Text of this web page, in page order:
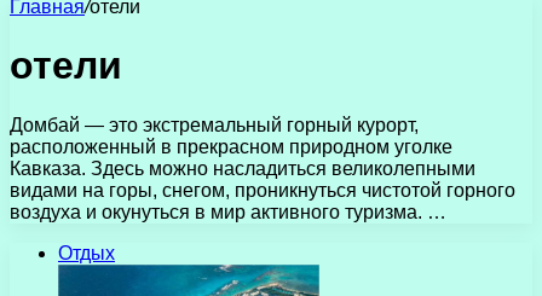
Главная/отели
отели
Домбай — это экстремальный горный курорт,
расположенный в прекрасном природном уголке
Кавказа. Здесь можно насладиться великолепными
видами на горы, снегом, проникнуться чистотой горного
воздуха и окунуться в мир активного туризма. …
Отдых